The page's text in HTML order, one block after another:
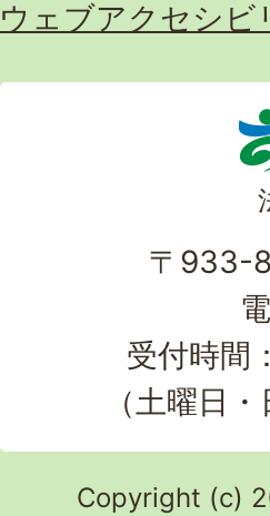
ウェブアクセシビ
〒933-
受付時間
（土曜日
Copyright (c)